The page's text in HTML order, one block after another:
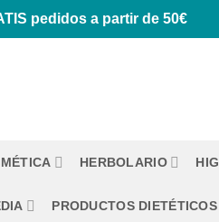
pedidos a partir de 50€
HERBOLARIO
PRODUCTOS DIETÉTICOS